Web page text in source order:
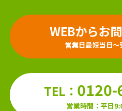
WEBからお
営業日最短当日
TEL：
営業時間：平日